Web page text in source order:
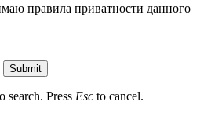
правила приватности данного
Submit
search. Press Esc to cancel.